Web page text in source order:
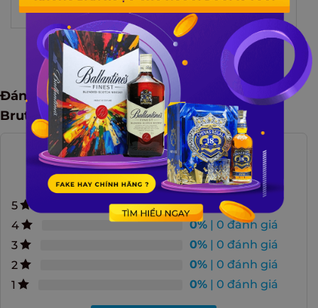
Đánh giá Rượu Champagne Dom Perignon
Brut – 750ml
0.0
ĐÁNH GIÁ TRUNG BÌNH
5 0%
| 0 đánh giá
4
0% | 0 đánh giá
3
0% | 0 đánh giá
2
0% | 0 đánh giá
1
0% | 0 đánh giá